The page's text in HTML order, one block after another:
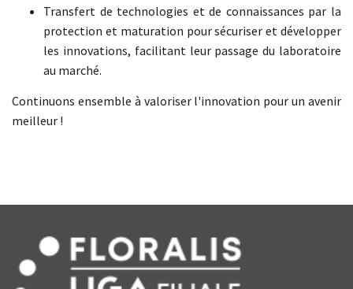
Transfert de technologies et de connaissances par la
protection et maturation pour sécuriser et développer
les innovations, facilitant leur passage du laboratoire
au marché.
Continuons ensemble à valoriser l'innovation pour un avenir
meilleur !